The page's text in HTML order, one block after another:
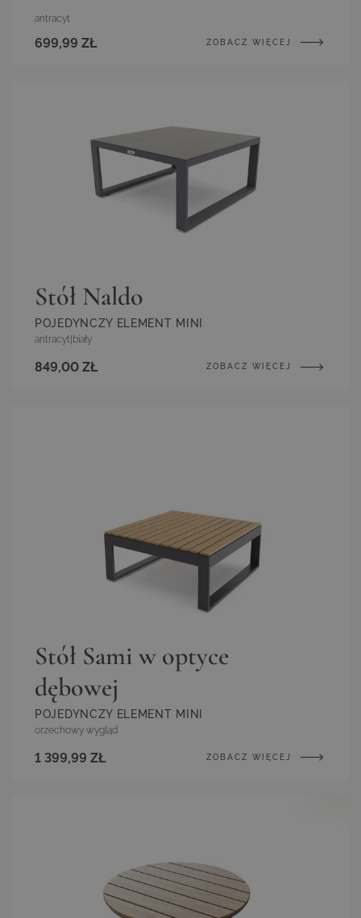
antracyt
699,99 ZŁ ZOBACZ WIĘCEJ
Stół Naldo
POJEDYNCZY ELEMENT MINI
antracyt biały
849,00 ZŁ ZOBACZ WIĘCEJ
Stół Sami w optyce
dębowej
POJEDYNCZY ELEMENT MINI
orzechowy wygląd
1 399,99 ZŁ ZOBACZ WIĘCEJ